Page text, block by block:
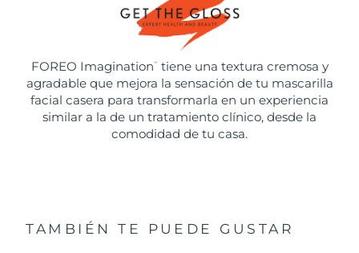
FOREO Imagination ™
tiene una textura cremosa y
agradable que mejora la sensación de tu mascarilla
facial casera para transformarla en un experiencia
similar a la de un tratamiento clínico, desde la
comodidad de tu casa.
TAMBIÉN TE PUEDE GUSTAR